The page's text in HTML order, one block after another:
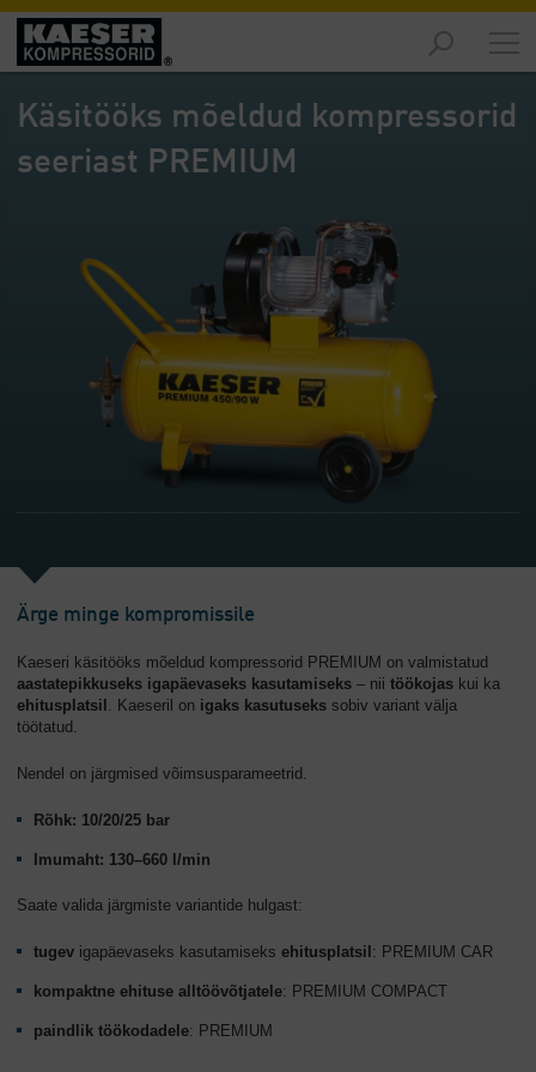
Turud
-
Ülevaade
Tooted
Lahendused
Teenused
Käsitööks mõeldud kompressorid
seeriast PREMIUM
Ärge minge kompromissile
Kaeseri käsitööks mõeldud kompressorid PREMIUM on valmistatud
aastatepikkuseks igapäevaseks kasutamiseks – nii töökojas kui ka
ehitusplatsil . Kaeseril on igaks kasutuseks sobiv variant välja
töötatud.
Nendel on järgmised võimsusparameetrid.
Rõhk: 10/20/25 bar
Imumaht: 130–660 l/min
Saate valida järgmiste variantide hulgast:
tugev igapäevaseks kasutamiseks ehitusplatsil : PREMIUM CAR
kompaktne ehituse alltöövõtjatele: PREMIUM COMPACT
paindlik töökodadele: PREMIUM